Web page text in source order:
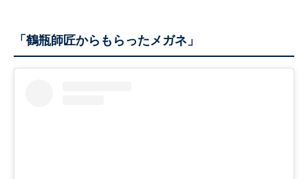
「鶴瓶師匠からもらったメガネ」